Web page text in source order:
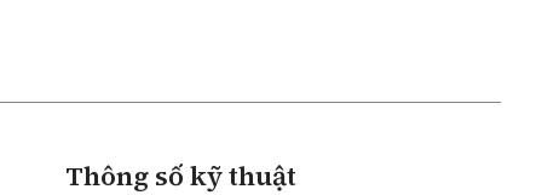
Thông số kỹ thuật